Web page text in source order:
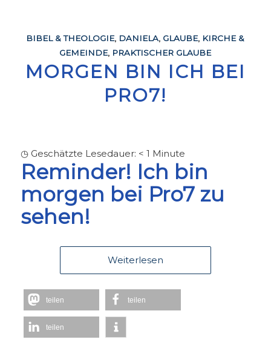
BIBEL & THEOLOGIE, DANIELA, GLAUBE, KIRCHE &
GEMEINDE, PRAKTISCHER GLAUBE
MORGEN BIN ICH BEI
PRO7!
◷ Geschätzte Lesedauer: < 1 Minute
Reminder! Ich bin
morgen bei Pro7 zu
sehen!
Weiterlesen
teilen teilen
teilen